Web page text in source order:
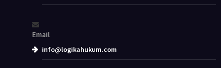
Email
info@logikahukum.com